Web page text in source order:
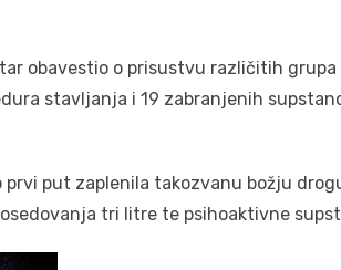
obavestio o prisustvu različitih
stavljanja i 19 zabranjenih
put zaplenila takozvanu božju
tri litre te psihoaktivne